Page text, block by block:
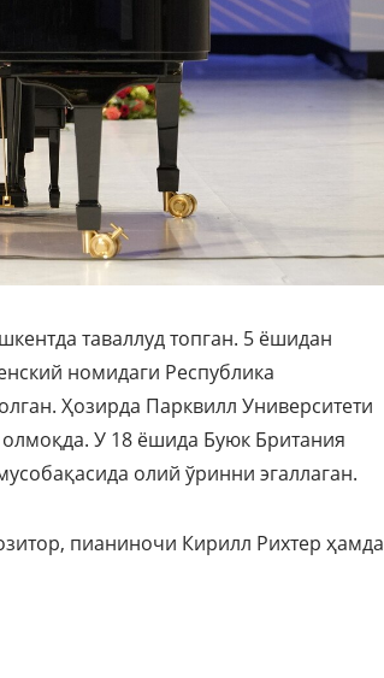
таваллуд топган. 5 ёшидан
номидаги Республика
Ҳозирда Парквилл Университети
У 18 ёшида Буюк Британия
олий ўринни эгаллаган.
пианиночи Кирилл Рихтер ҳамда